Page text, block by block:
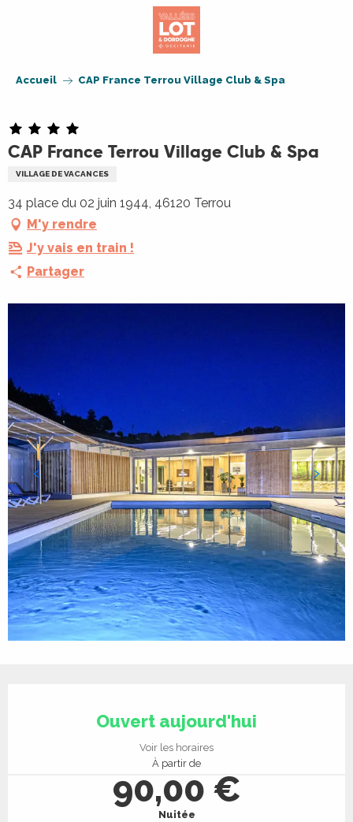
Accueil CAP France Terrou Village Club & Spa
CAP France Terrou Village Club & Spa
VILLAGE DE VACANCES
34 place du 02 juin 1944, 46120 Terrou
M'y rendre
J'y vais en train !
Partager
Ouvert aujourd'hui
Voir les horaires
À partir de
90,00 €
Nuitée